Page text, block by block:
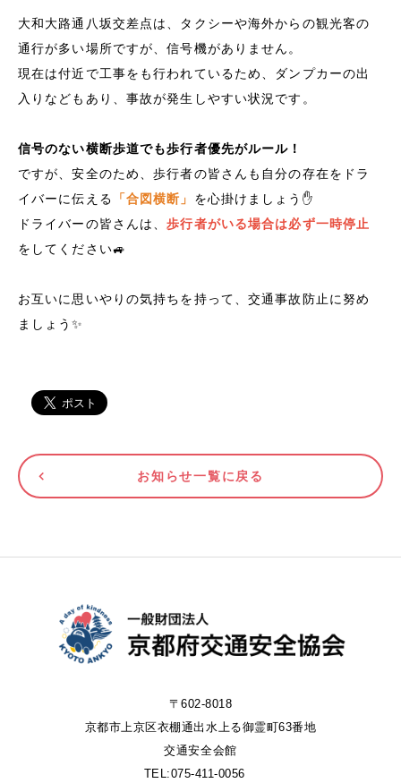
大和大路通八坂交差点は、タクシーや海外からの観光客の
通行が多い場所ですが、信号機がありません。
現在は付近で工事をも行われているため、ダンプカーの出
入りなどもあり、事故が発生しやすい状況です。
信号のない横断歩道でも歩行者優先がルール！
ですが、安全のため、歩行者の皆さんも自分の存在をドラ
イバーに伝える
「合図横断」 を心掛けましょう✋
ドライバーの皆さんは、歩行者がいる場合は必ず一時停止
をしてください🚙
お互いに思いやりの気持ちを持って、交通事故防止に努め
ましょう✨
お知らせ一覧に戻る
〒602-8018
京都市上京区衣棚通出水上る御霊町63番地
交通安全会館
TEL:075-411-0056